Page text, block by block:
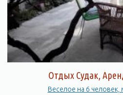
Отдых Судак,
Веселое на 6 человек,